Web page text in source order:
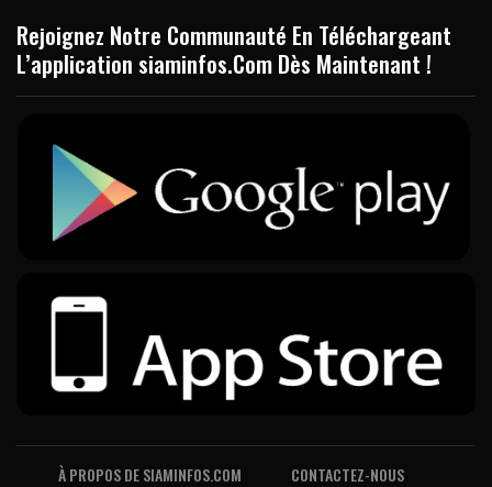
Rejoignez Notre Communauté En Téléchargeant
L’application siaminfos.Com Dès Maintenant !
À PROPOS DE SIAMINFOS.COM
CONTACTEZ-NOUS